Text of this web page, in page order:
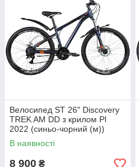
Велосипед ST 26" Discovery
TREK AM DD з крилом Pl
2022 (синьо-чорний (м))
В наявності
8 900 ₴